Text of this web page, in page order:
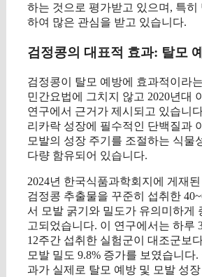
하는 것으로 평가받고 있으며, 특히
하여 많은 관심을 받고 있습니다.
검정콩의 대표적 효과: 탈모
검정콩이 탈모 예방에 효과적이라
민간요법에 그치지 않고 2020년대
연구에서 근거가 제시되고 있습니
리카락 성장에 필수적인 단백질과
모발의 성장 주기를 조절하는 식물
다량 함유되어 있습니다.
2024년 한국식품과학회지에 게재
검정콩 추출물을 꾸준히 섭취한
서 모발 굵기와 밀도가 유의미하게
고되었습니다. 이 연구에서는 하루
12주간 섭취한 실험군이 대조군보
모발 밀도 9.8% 증가를 보였습니다
과가 실제로 탈모 예방 및 모발 성장